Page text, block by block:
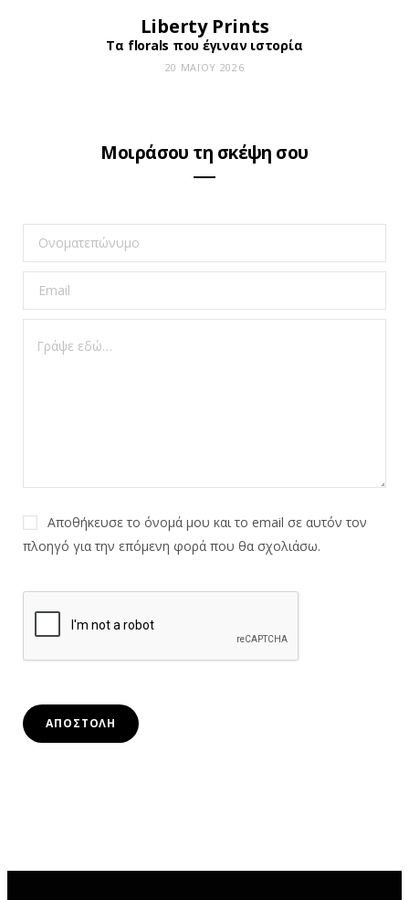
Liberty Prints
Τα florals που έγιναν ιστορία
20 ΜΑΪ́ΟΥ 2026
Μοιράσου τη σκέψη σου
Αποθήκευσε το όνομά μου και το email σε αυτόν τον
πλοηγό για την επόμενη φορά που θα σχολιάσω.